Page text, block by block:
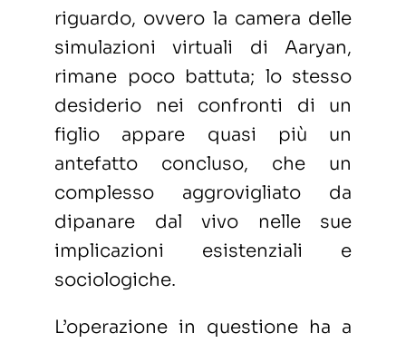
riguardo, ovvero la camera delle
simulazioni virtuali di Aaryan,
rimane poco battuta; lo stesso
desiderio nei confronti di un
figlio appare quasi più un
antefatto concluso, che un
complesso aggrovigliato da
dipanare dal vivo nelle sue
implicazioni esistenziali e
sociologiche.
L’operazione in questione ha a